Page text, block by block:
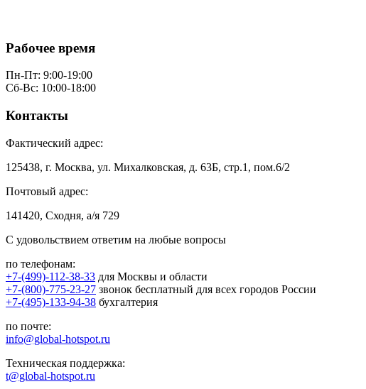
Рабочее время
Пн-Пт: 9:00-19:00
Сб-Вс: 10:00-18:00
Контакты
Фактический адрес:
125438, г. Москва, ул. Михалковская, д. 63Б, стр.1, пом.6/2
Почтовый адрес:
141420, Сходня, а/я 729
С удовольствием ответим на любые вопросы
по телефонам:
+7-(499)-112-38-33 для Москвы и области
+7-(800)-775-23-27 звонок бесплатный для всех городов России
+7-(495)-133-94-38 бухгалтерия
по почте:
info@global-hotspot.ru
Техническая поддержка:
t@global-hotspot.ru